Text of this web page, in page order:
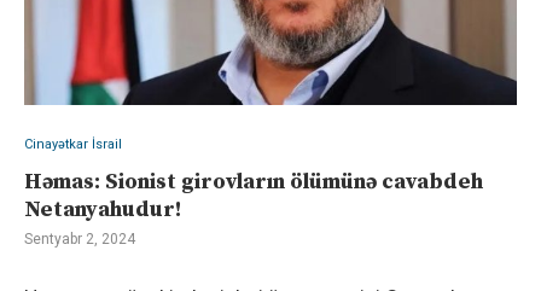
Cinayətkar İsrail
Həmas: Sionist girovların ölümünə cavabdeh
Netanyahudur!
Sentyabr 2, 2024